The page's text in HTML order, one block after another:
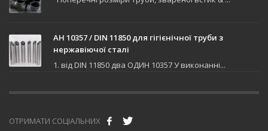
АН 10357 / DIN 11850 для гігієнічної труби з
нержавіючої сталі
1. від DIN 11850 два ОДИН 10357 У виконанні...
ОТРИМАТИ СОЦІАЛЬНИХ